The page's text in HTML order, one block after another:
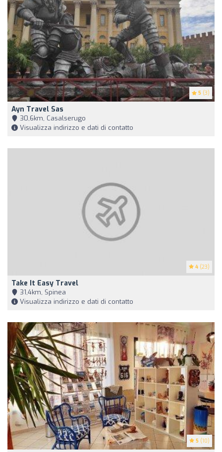
5 (3)
Ayn Travel Sas
30,6km, Casalserugo
Visualizza indirizzo e dati di contatto
4 (23)
Take It Easy Travel
31,4km, Spinea
Visualizza indirizzo e dati di contatto
5 (10)